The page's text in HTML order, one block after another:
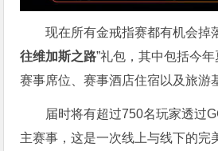
现在所有金戒指赛都有机会掉
往维加斯之路”礼包，其中包括今
赛事席位、赛事酒店住宿以及旅游
届时将有超过750名玩家透过
主赛事，这是一次线上与线下的完